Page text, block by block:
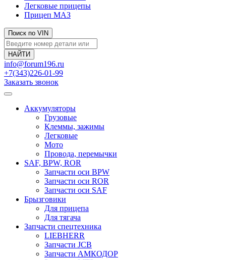
Легковые прицепы
Прицеп МАЗ
Поиск по VIN
info@forum196.ru
+7(343)226-01-99
Заказать звонок
Аккумуляторы
Грузовые
Клеммы, зажимы
Легковые
Мото
Провода, перемычки
SAF, BPW, ROR
Запчасти оси BPW
Запчасти оси ROR
Запчасти оси SAF
Брызговики
Для прицепа
Для тягача
Запчасти спецтехника
LIEBHERR
Запчасти JCB
Запчасти АМКОДОР